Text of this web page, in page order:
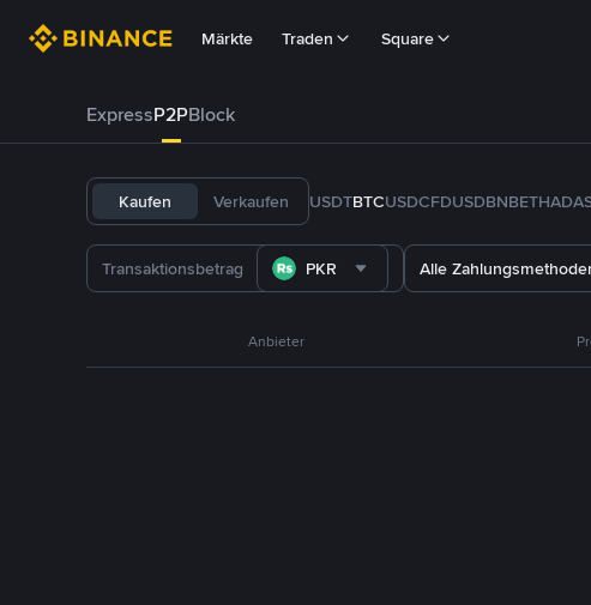
Märkte Traden Square
ExpressP2PBlock
Kaufen Verkaufen USDTBTCUSDCFDUSDBNBETHADA
PKR Alle
Anbieter